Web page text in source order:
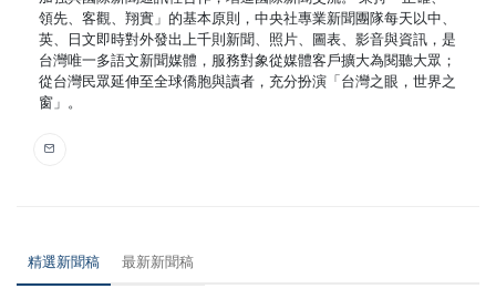
領先、客觀、翔實」的基本原則，中央社專業新聞團隊每天以中、
英、日文即時對外發出上千則新聞、照片、圖表、影音與資訊，是
台灣唯一多語文新聞媒體，服務對象從媒體客戶擴大為閱聽大眾；
從台灣民眾延伸至全球僑胞與讀者，充分扮演「台灣之眼，世界之
窗」。
精選新聞稿 最新新聞稿